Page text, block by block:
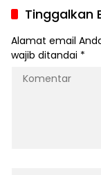
Tinggalkan
Alamat email
wajib ditandai *